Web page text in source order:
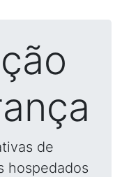
de
hospedados